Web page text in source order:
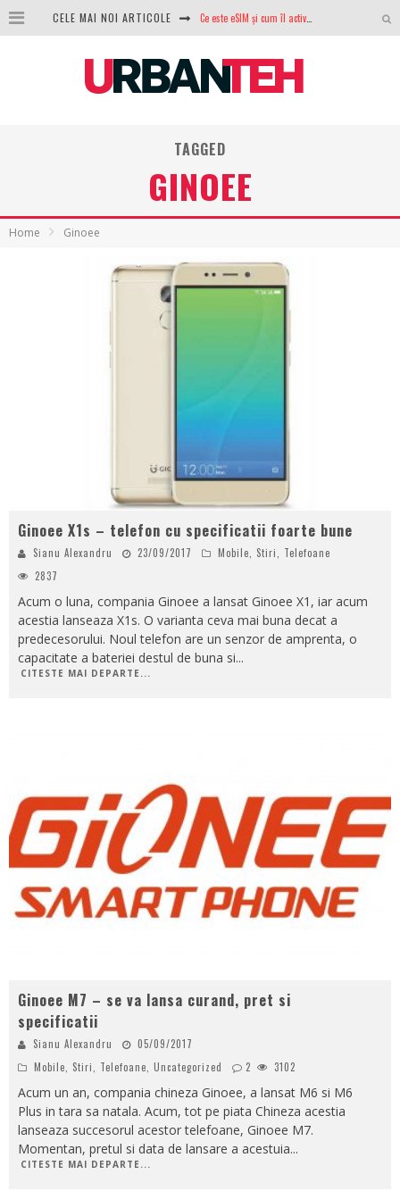
CELE MAI NOI ARTICOLE
100 GB de internet mobil gratuit de la Orange. Fără contract, fără acte și fără obligații
NVIDIA avertizează: memoria RAM și SSD-urile ar putea deveni și mai scumpe în perioada următoare
TAGGED
GINOEE
Home Ginoee
Ginoee X1s – telefon cu specificatii foarte bune
Sianu Alexandru 23/09/2017 Mobile, Stiri, Telefoane
2837
Acum o luna, compania Ginoee a lansat Ginoee X1, iar acum
acestia lanseaza X1s. O varianta ceva mai buna decat a
predecesorului. Noul telefon are un senzor de amprenta, o
capacitate a bateriei destul de buna si...
CITESTE MAI DEPARTE...
Ginoee M7 – se va lansa curand, pret si
specificatii
Sianu Alexandru
05/09/2017
Mobile
Stiri Telefoane Uncategorized 2 3102
Acum un an, compania chineza Ginoee, a lansat M6 si M6
Plus in tara sa natala. Acum, tot pe piata Chineza acestia
lanseaza succesorul acestor telefoane, Ginoee M7.
Momentan, pretul si data de lansare a acestuia...
CITESTE MAI DEPARTE...